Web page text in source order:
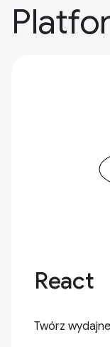
React
Twórz